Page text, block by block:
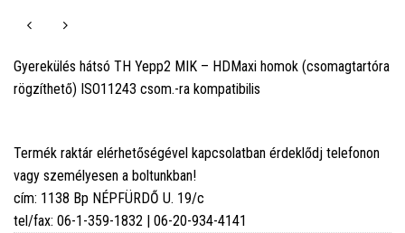
Gyerekülés hátsó TH Yepp2 MIK – HDMaxi homok (csomagtartóra
rögzíthető) ISO11243 csom.-ra kompatibilis
Termék raktár elérhetőségével kapcsolatban érdeklődj telefonon
vagy személyesen a boltunkban!
cím: 1138 Bp NÉPFÜRDŐ U. 19/c
tel/fax: 06-1-359-1832 | 06-20-934-4141